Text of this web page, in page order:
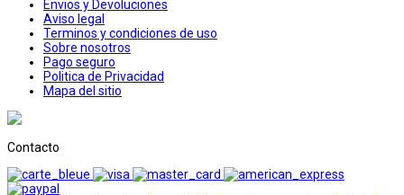
Envios y Devoluciones
Aviso legal
Terminos y condiciones de uso
Sobre nosotros
Pago seguro
Politica de Privacidad
Mapa del sitio
Contacto